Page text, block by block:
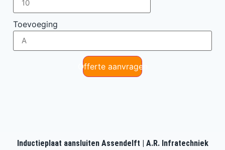
Toevoeging
Offerte aanvragen
Inductieplaat aansluiten Assendelft | A.R. Infratechniek